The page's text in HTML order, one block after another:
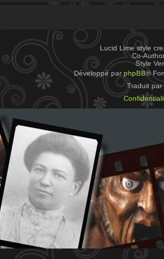
Lucid Lime style
Co-
Style
Développé parphpBB®
Traduit par